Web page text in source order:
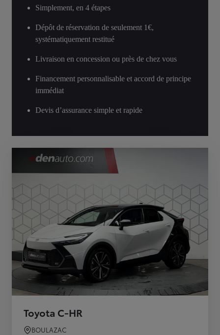
Simplement, en 4 étapes
Dépôt de réservation de seulement 1€,
systématiquement restitué
Livraison en concession ou près de chez vous
Financement personnalisable et accord de principe
immédiat
Devis d’assurance simple et rapide
Toyota C-HR
BOULAZAC